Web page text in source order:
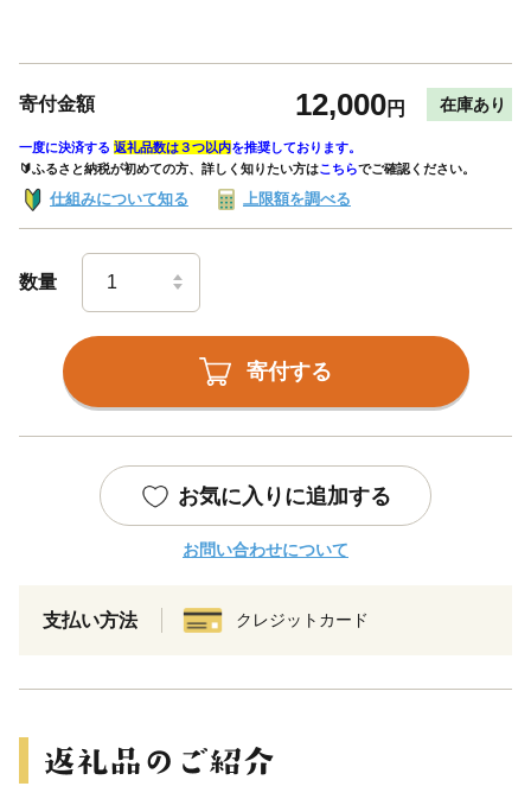
寄付金額 12,000円 在庫あり
一度に決済する 返礼品数は３つ以内を推奨しております。
🔰ふるさと納税が初めての方、詳しく知りたい方はこちらでご確認ください。
仕組みについて知る 上限額を調べる
数量
寄付する
お気に入りに追加する
お問い合わせについて
支払い方法 クレジットカード